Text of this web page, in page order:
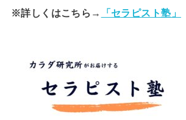
※詳しくはこちら→ 「セラピスト塾」